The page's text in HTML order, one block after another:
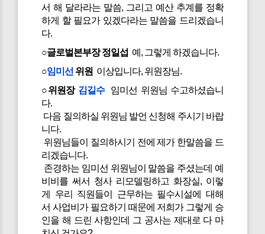
서 해 달라라는 말씀, 그리고 예산 추계를 정확
하게 할 필요가 있겠다라는 말씀을 드리겠습니
다.
○글로벌본부장 정일섭 예, 그렇게 하겠습니다.
○임미선 위원 이상입니다, 위원장님.
○위원장 김길수임미선 위원님 수고하셨습니
다.
다음 질의하실 위원님 발언 신청해 주시기 바랍
니다.
위원님들이 질의하시기 전에 제가 한말씀을 드
리겠습니다.
존경하는 임미선 위원님이 말씀을 주셨는데 예
비비를 써서 청사 리모델링하고 화장실, 이렇
게 우리 직원들이 근무하는 필수시설에 대해
서 사업비가 필요하기 때문에 저희가 그렇게 승
인을 해 드린 사항인데 그 공사는 제대로 다 마